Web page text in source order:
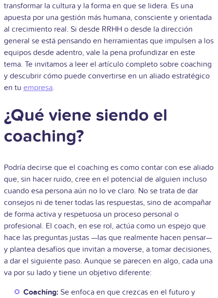
transformar la cultura y la forma en que se lidera. Es una
apuesta por una gestión más humana, consciente y orientada
al crecimiento real. Si desde RRHH o desde la dirección
general se está pensando en herramientas que impulsen a los
equipos desde adentro, vale la pena profundizar en este
tema. Te invitamos a leer el artículo completo sobre coaching
y descubrir cómo puede convertirse en un aliado estratégico
en tu empresa.
¿Qué viene siendo el
coaching?
Podría decirse que el coaching es como contar con ese aliado
que, sin hacer ruido, cree en el potencial de alguien incluso
cuando esa persona aún no lo ve claro. No se trata de dar
consejos ni de tener todas las respuestas, sino de acompañar
de forma activa y respetuosa un proceso personal o
profesional. El coach, en ese rol, actúa como un espejo que
hace las preguntas justas —las que realmente hacen pensar—
y plantea desafíos que invitan a moverse, a tomar decisiones,
a dar el siguiente paso. Aunque se parecen en algo, cada una
va por su lado y tiene un objetivo diferente:
Coaching: Se enfoca en que crezcas en el futuro y